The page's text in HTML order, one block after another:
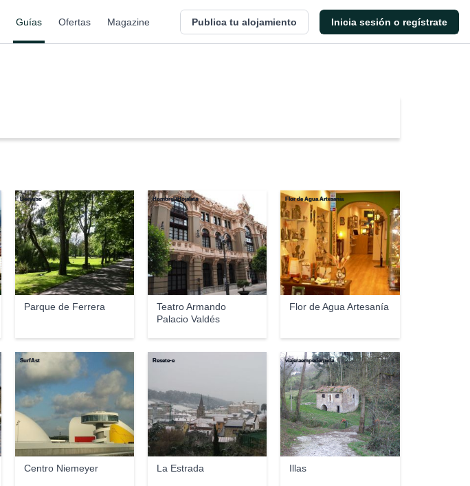
Guías Ofertas Magazine Publica tu alojamiento Inicia sesión o regístrate
Parque de Ferrera
Deeyuso
Teatro Armando
Palacio Valdés
HombreDHojalata
Flor de Agua Artesanía
Flor de Agua Artesanía
Centro Niemeyer
SurfAst
La Estrada
Resete-e
Illas
viajeraempedernida